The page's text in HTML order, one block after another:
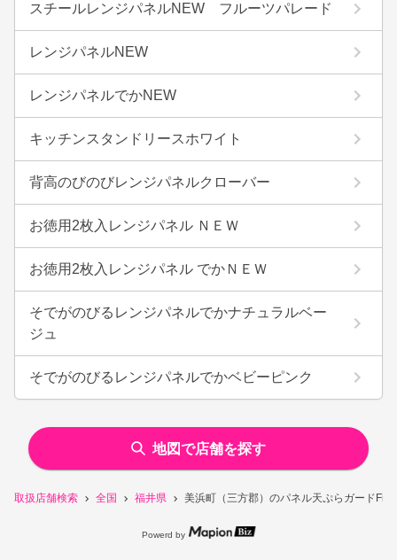
取扱店舗検索 全国 福井県 美浜町（三方郡）のパネル天ぷらガードFit!
スチールレンジパネルNEW フルーツパレード
レンジパネルNEW
レンジパネルでかNEW
キッチンスタンドリースホワイト
背高のびのびレンジパネルクローバー
お徳用2枚入レンジパネル ＮＥＷ
お徳用2枚入レンジパネル でかＮＥＷ
そでがのびるレンジパネルでかナチュラルベー
ジュ
そでがのびるレンジパネルでかベビーピンク
地図で店舗を探す
Powerd by